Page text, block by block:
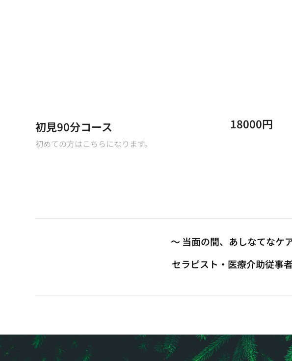
初見90分コース
初めての方はこちらになります。
18000円
〜 当面の間、あしなてなケ
セラピスト・医療介助従事